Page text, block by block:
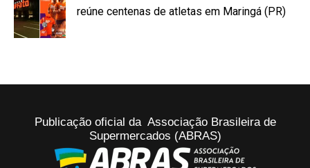
reúne centenas de atletas em Maringá (PR)
Publicação oficial da Associação Brasileira de
Supermercados (ABRAS)